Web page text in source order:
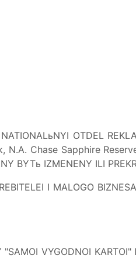
OTDEL
N.A. Chase Sapphire
BYTь IZMENENY ILI
I MALOGO
VYGODNOI KARTOI"